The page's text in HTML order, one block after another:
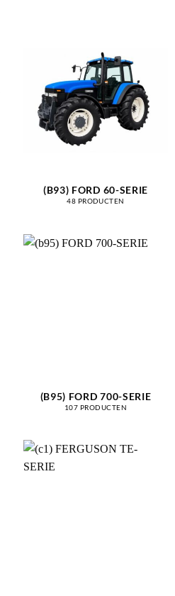
(B93) FORD 60-SERIE
48 PRODUCTEN
(B95) FORD 700-SERIE
107 PRODUCTEN